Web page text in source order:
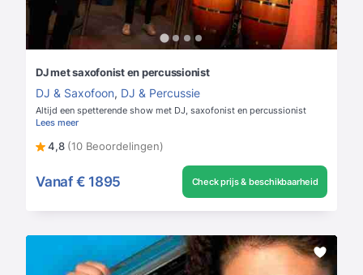
DJ met saxofonist en percussionist
DJ & Saxofoon, DJ & Percussie
Altijd een spetterende show met DJ, saxofonist en percussionist
Lees meer
4,8 (10 Beoordelingen)
Vanaf € 1895 Check prijs & beschikbaarheid